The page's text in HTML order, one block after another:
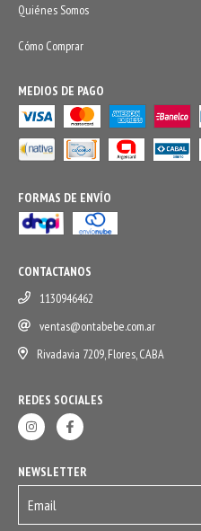
Quiénes Somos
Cómo Comprar
MEDIOS DE PAGO
FORMAS DE ENVÍO
CONTACTANOS
1130946462
ventas@ontabebe.com.ar
Rivadavia 7209, Flores, CABA
REDES SOCIALES
NEWSLETTER